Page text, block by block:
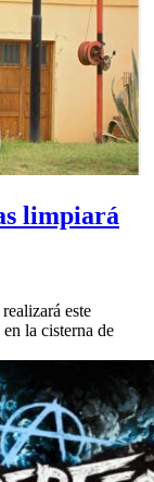
limpiará
este
la cisterna de